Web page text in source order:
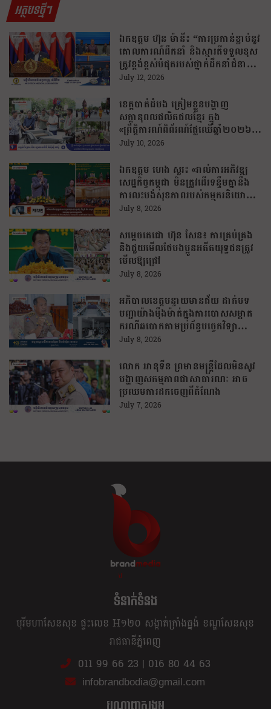
អត្ថបទថ្មីៗ
ឯកឧត្តម ហ៊ុន ម៉ានី៖ “ការប្រកាន់ខ្ជាប់នូវ
គោលការណ៍ដឹកនាំ និងស្មារតីទទួលខុស
ត្រូវខ្ពង់ខ្ពស់បំផុតរបស់ថ្នាក់ដឹកនាំជំនាន់
មុន គឺជាមូលដ្ឋានគ្រឹះដ៏សំខាន់ដែលបាន
អភិវឌ្ឍប្រទេសជាតិដូចសព្វថ្ងៃ”
July 12, 2026
ខេត្តបាត់ដំបង ត្រៀមខ្លួនបង្ហាញ
សក្តានុពលផលិតផលខ្មែរ ក្នុង
«ព្រឹត្តិការណ៍ពិព័រណ៍ផ្លែឈើឆ្នាំ២០២៦»
រយៈពេល ១០ ថ្ងៃ!
July 10, 2026
ឯកឧត្តម ហេង សួរ៖ «រាល់ការអភិវឌ្ឍ
សេដ្ឋកិច្ចកម្ពុជា មិនត្រូវដើរទន្ទឹមគ្នានឹង
ការលះបង់សុខភាពរបស់កម្មករនិយោជិត
នោះឡើយ»
July 8, 2026
សម្ដេចតេជោ ហ៊ុន សែន៖ ការគ្រប់គ្រង
និងជួយមើលថែបងប្អូនអតីតយុទ្ធជនត្រូវ
មើលឱ្យជ្រៅ
July 8, 2026
អភិបាលខេត្តបន្ទាយមានជ័យ ដាក់បទ
បញ្ជាយ៉ាងម៉ឹងម៉ាត់ក្នុងការបោសសម្អាត
ករណីឆបោកតាមប្រព័ន្ធបច្ចេកវិទ្យា
(Online Scams)
July 8, 2026
លោក អានុទីន ព្រមានមន្ត្រីដែលមិនសូវ
បង្ហាញសកម្មភាពជាសាធារណៈ អាច
ប្រឈមការដកចេញពីតំណែង
July 7, 2026
ទំនាក់ទំនង
បុរីមហាសែនសុខ ផ្ទះលេខ H១២០ សង្កាត់ក្រាំងធ្នង់ ខណ្ឌសែនសុខ
រាជធានីភ្នំពេញ
011 99 66 23 | 016 80 44 63
infobrandbodia@gmail.com